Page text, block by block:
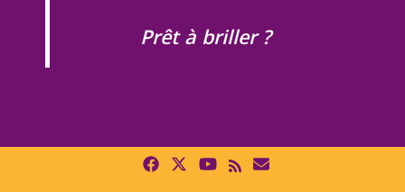
Prêt à briller ?